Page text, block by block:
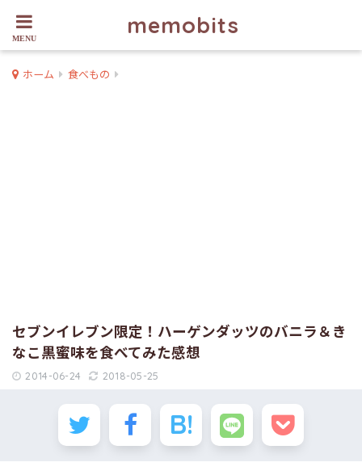
memobits
ホーム 食べもの
セブンイレブン限定！ハーゲンダッツのバニラ＆き
なこ黒蜜味を食べてみた感想
2014-06-24 2018-05-25